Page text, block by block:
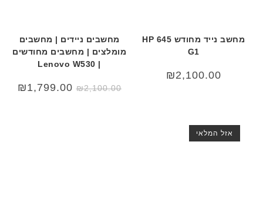
מחשב נייד מחודש HP 645
G1
₪2,100.00
מחשבים ניידים | מחשבים
מומלצים | מחשבים מחודשים
| Lenovo W530
₪2,100.00
המחיר
המקורי
₪1,799.00
אזל המלאי